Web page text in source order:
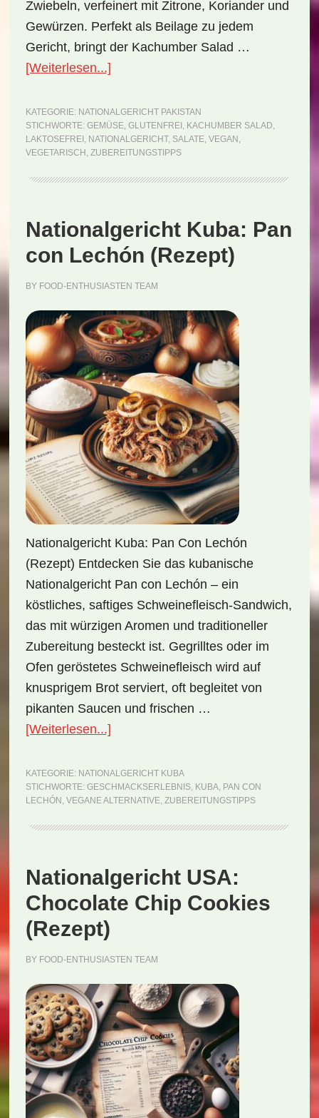
Zwiebeln, verfeinert mit Zitrone, Koriander und
Gewürzen. Perfekt als Beilage zu jedem
Gericht, bringt der Kachumber Salad …
[Weiterlesen...]ÜberNationalgericht
Kachumber
Salad
(Rezept)
KATEGORIE: NATIONALGERICHT PAKISTAN
STICHWORTE: GEMÜSE, GLUTENFREI , KACHUMBER SALAD,
LAKTOSEFREI , NATIONALGERICHT, SALATE, VEGAN ,
VEGETARISCH , ZUBEREITUNGSTIPPS
Nationalgericht Kuba: Pan
con Lechón (Rezept)
BY FOOD-ENTHUSIASTEN TEAM
Nationalgericht Kuba: Pan Con Lechón
(Rezept) Entdecken Sie das kubanische
Nationalgericht Pan con Lechón – ein
köstliches, saftiges Schweinefleisch-Sandwich,
das mit würzigen Aromen und traditioneller
Zubereitung besteckt ist. Gegrilltes oder im
Ofen geröstetes Schweinefleisch wird auf
knusprigem Brot serviert, oft begleitet von
pikanten Saucen und frischen …
[Weiterlesen...]ÜberNationalgericht
Pan
con
(Rezept)
KATEGORIE: NATIONALGERICHT KUBA
STICHWORTE: GESCHMACKSERLEBNIS, KUBA, PAN CON
LECHÓN , VEGANE ALTERNATIVE, ZUBEREITUNGSTIPPS
Nationalgericht USA:
Chocolate Chip Cookies
(Rezept)
BY FOOD-ENTHUSIASTEN TEAM